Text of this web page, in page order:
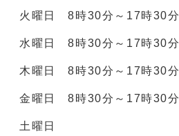
火曜日 8時30分～17時30分
水曜日 8時30分～17時30分
木曜日 8時30分～17時30分
金曜日 8時30分～17時30分
土曜日